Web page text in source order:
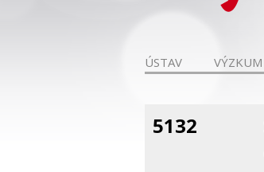
ÚSTAV VÝZKUM
5132